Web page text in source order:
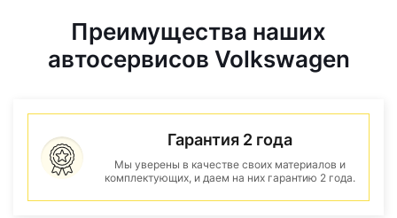
Преимущества наших
автосервисов Volkswagen
Гарантия 2 года
Мы уверены в качестве своих материалов и
комплектующих, и даем на них гарантию 2 года.